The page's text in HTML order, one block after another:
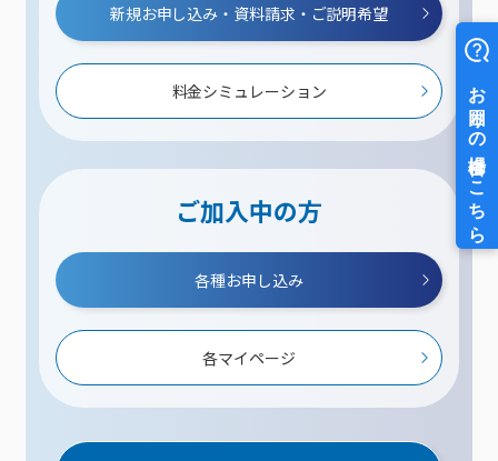
新規お申し込み・資料請求・ご説明希望
料金シミュレーション
ご加入中の方
各種お申し込み
各マイページ